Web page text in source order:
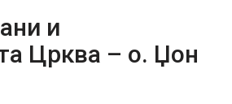
и
Црква – о. Џон